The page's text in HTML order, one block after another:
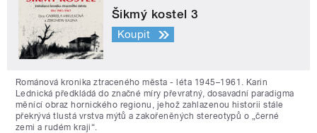
Šikmý kostel 3
Koupit
Románová kronika ztraceného města - léta 1945–1961. Karin
Lednická předkládá do značné míry převratný, dosavadní paradigma
měnící obraz hornického regionu, jehož zahlazenou historii stále
překrývá tlustá vrstva mýtů a zakořeněných stereotypů o „černé
zemi a rudém kraji“.